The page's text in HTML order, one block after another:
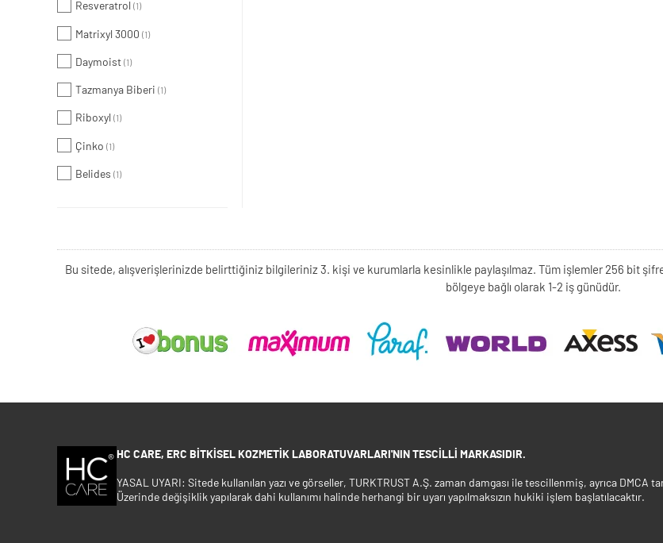
Resveratrol (1)
Matrixyl 3000 (1)
Daymoist (1)
Tazmanya Biberi (1)
Riboxyl (1)
Çinko (1)
Belides (1)
Bu sitede, alışverişlerinizde belirttiğiniz bilgileriniz 3. kişi ve kurumlarla kesinlikle paylaşılmaz. Tüm işlemler 256 bit
bölgeye bağlı olarak 1-2 iş günüdür.
HC CARE, ERC BITKISEL KOZMETIK LABORATUVARLARI'NIN TESCILLI MARKASIDIR.
YASAL UYARI: Sitede kullanılan yazı ve görseller, TURKTRUST A.Ş. zaman damgası ile tescillenmiş, ayrıca DMCA
Üzerinde değişiklik yapılarak dahi kullanımı halinde herhangi bir uyarı yapılmaksızın hukiki işlem başlatılacaktır.